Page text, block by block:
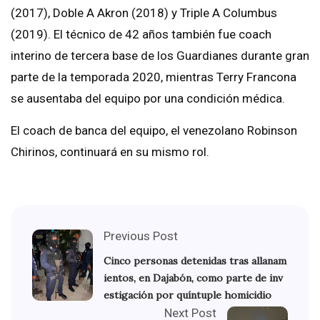
(2017), Doble A Akron (2018) y Triple A Columbus
(2019). El técnico de 42 años también fue coach
interino de tercera base de los Guardianes durante gran
parte de la temporada 2020, mientras Terry Francona
se ausentaba del equipo por una condición médica.
El coach de banca del equipo, el venezolano Robinson
Chirinos, continuará en su mismo rol.
Previous Post
Cinco personas detenidas tras allanam
ientos, en Dajabón, como parte de inv
estigación por quíntuple homicidio
Next Post